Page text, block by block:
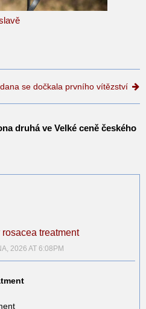
se dočkala prvního vítězství
druhá ve Velké ceně českého
treatment
2026 AT 6:08PM